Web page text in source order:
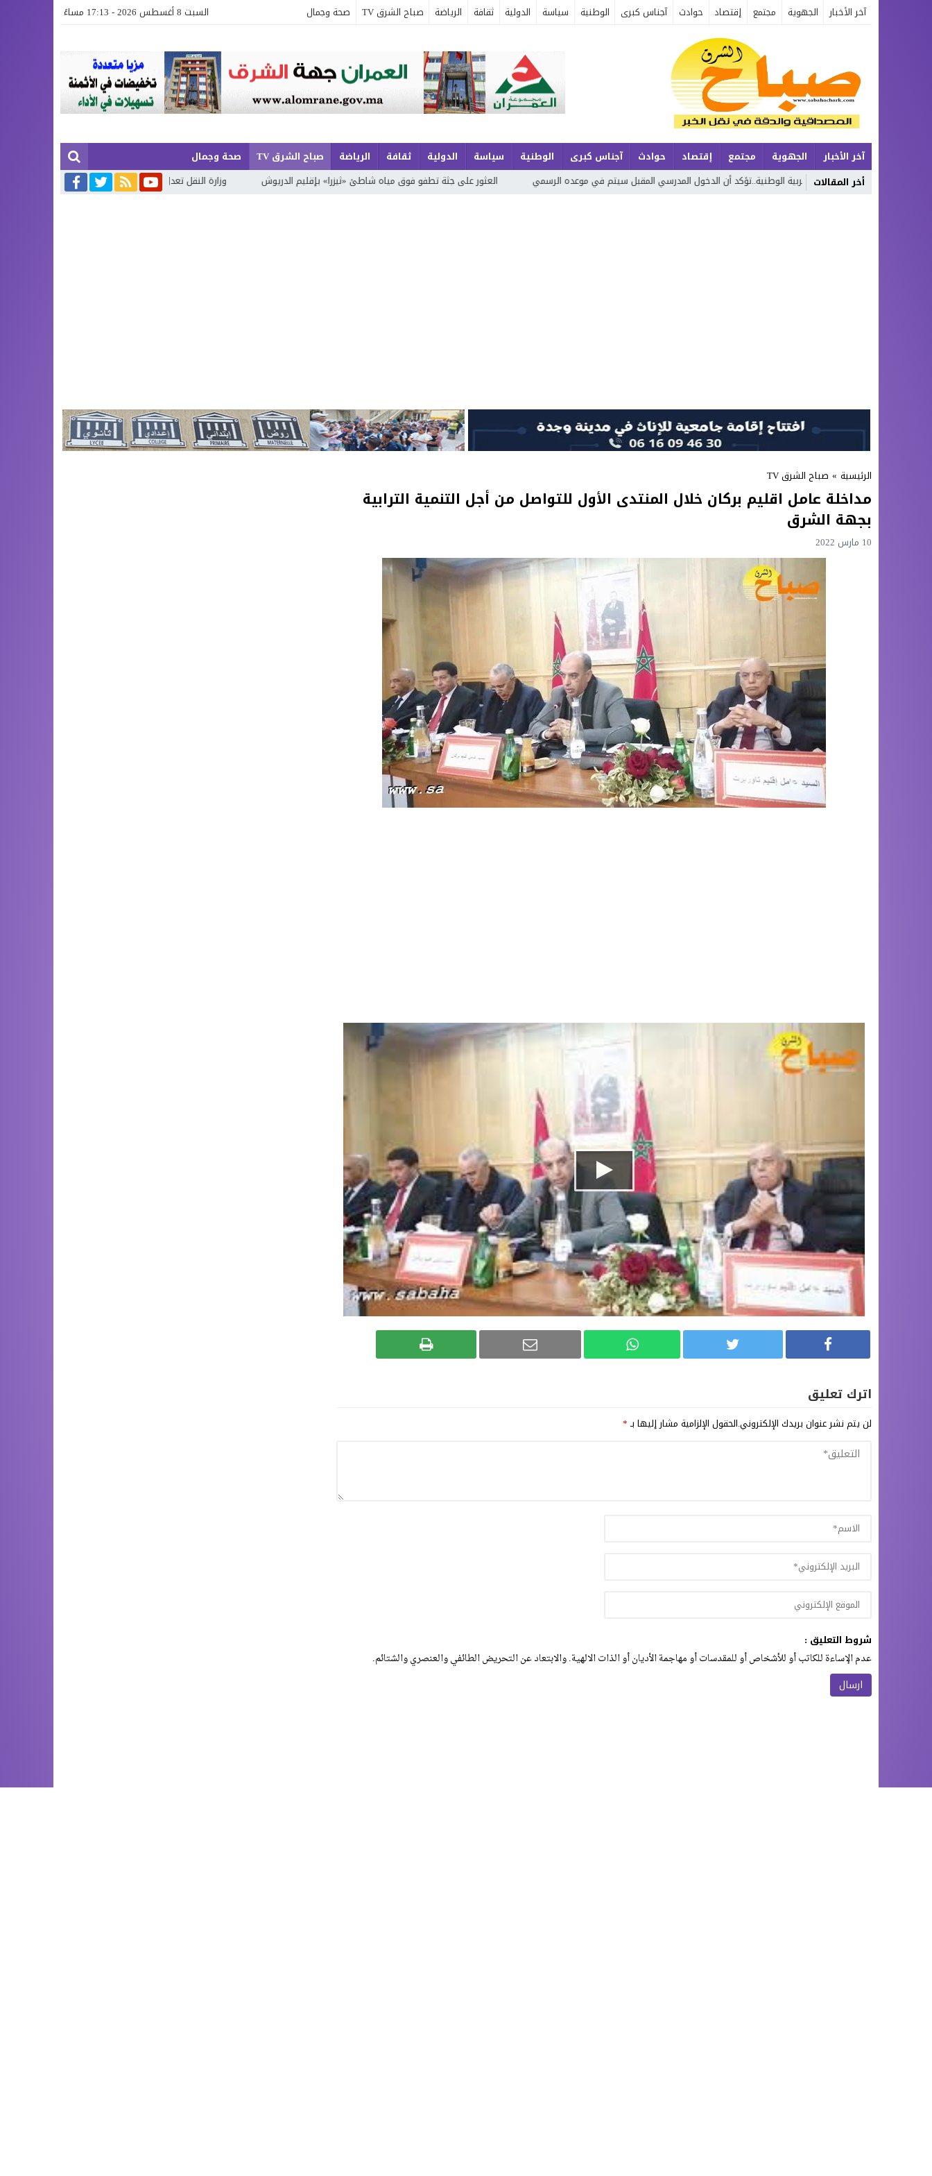
آخر الأخبار الجهوية مجتمع إقتصاد حوادث آجناس كبرى الوطنية سياسة الدولية ثقافة الرياضة صباح الشرق TV صحة وجمال السبت 8 أغسطس 2026 - 17:13 مساءً
آخر الأخبار الجهوية مجتمع إقتصاد حوادث آجناس كبرى الوطنية سياسة الدولية ثقافة الرياضة صباح الشرق TV
صحة وجمال
أخر المقالات
وزارة التربية الوطنية..تؤكد أن الدخول المدرسي المقبل سیتم في موعده الرسمي العثور على جثة تطفو فوق مياه شاطئ «ثيزرا» بإقليم الدريوش وزارة النقل تعدل نظام ترقيم المركبات لتسهيل الجولان الدولي وتبسيط
الرئيسية » صباح الشرق TV
مداخلة عامل اقليم بركان خلال المنتدى الأول للتواصل من أجل التنمية الترابية
بجهة الشرق
10 مارس 2022
اترك تعليق
لن يتم نشر عنوان بريدك الإلكتروني.الحقول الإلزامية مشار إليها بـ*
شروط التعليق :
عدم الإساءة للكاتب أو للأشخاص أو للمقدسات أو مهاجمة الأديان أو الذات الالهية. والابتعاد عن التحريض الطائفي والعنصري والشتائم.